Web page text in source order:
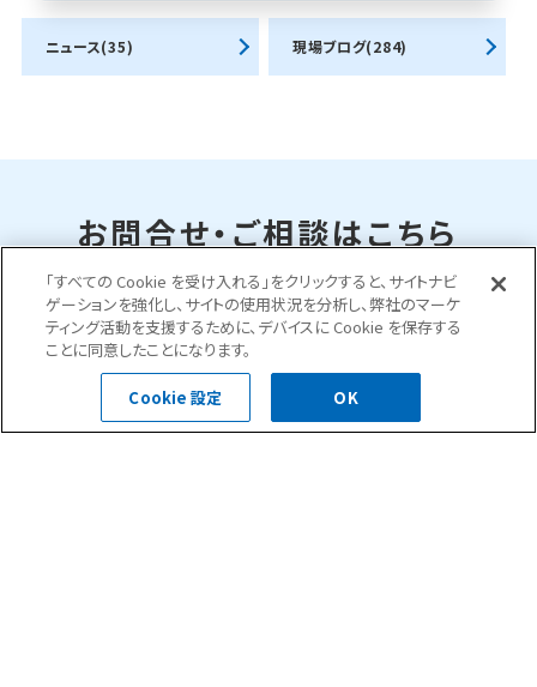
ニュース(35) 現場ブログ(284)
お問合せ・ご相談はこちら
0120-400-252
受付時間 平日 8:30～18:00
お問い合わせフォーム
「すべての Cookie を受け入れる」をクリックすると、サイトナビ
ゲーションを強化し、サイトの使用状況を分析し、弊社のマーケ
ティング活動を支援するために、デバイスに Cookie を保存する
ことに同意したことになります。
Cookie 設定 OK